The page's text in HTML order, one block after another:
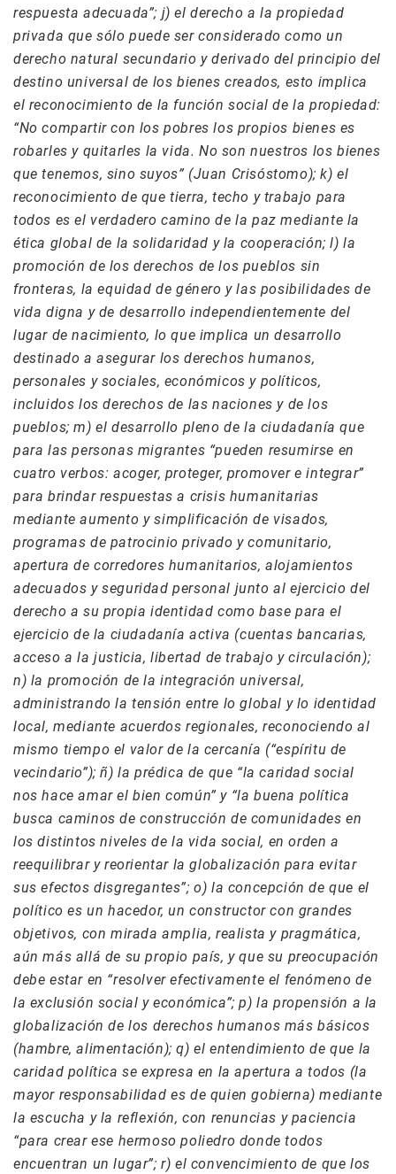
respuesta adecuada”; j) el derecho a la propiedad
privada que sólo puede ser considerado como un
derecho natural secundario y derivado del principio del
destino universal de los bienes creados, esto implica
el reconocimiento de la función social de la propiedad:
“No compartir con los pobres los propios bienes es
robarles y quitarles la vida. No son nuestros los bienes
que tenemos, sino suyos” (Juan Crisóstomo); k) el
reconocimiento de que tierra, techo y trabajo para
todos es el verdadero camino de la paz mediante la
ética global de la solidaridad y la cooperación; l) la
promoción de los derechos de los pueblos sin
fronteras, la equidad de género y las posibilidades de
vida digna y de desarrollo independientemente del
lugar de nacimiento, lo que implica un desarrollo
destinado a asegurar los derechos humanos,
personales y sociales, económicos y políticos,
incluidos los derechos de las naciones y de los
pueblos; m) el desarrollo pleno de la ciudadanía que
para las personas migrantes “pueden resumirse en
cuatro verbos: acoger, proteger, promover e integrar”
para brindar respuestas a crisis humanitarias
mediante aumento y simplificación de visados,
programas de patrocinio privado y comunitario,
apertura de corredores humanitarios, alojamientos
adecuados y seguridad personal junto al ejercicio del
derecho a su propia identidad como base para el
ejercicio de la ciudadanía activa (cuentas bancarias,
acceso a la justicia, libertad de trabajo y circulación);
n) la promoción de la integración universal,
administrando la tensión entre lo global y lo identidad
local, mediante acuerdos regionales, reconociendo al
mismo tiempo el valor de la cercanía (“espíritu de
vecindario”); ñ) la prédica de que “la caridad social
nos hace amar el bien común” y “la buena política
busca caminos de construcción de comunidades en
los distintos niveles de la vida social, en orden a
reequilibrar y reorientar la globalización para evitar
sus efectos disgregantes”; o) la concepción de que el
político es un hacedor, un constructor con grandes
objetivos, con mirada amplia, realista y pragmática,
aún más allá de su propio país, y que su preocupación
debe estar en “resolver efectivamente el fenómeno de
la exclusión social y económica”; p) la propensión a la
globalización de los derechos humanos más básicos
(hambre, alimentación); q) el entendimiento de que la
caridad política se expresa en la apertura a todos (la
mayor responsabilidad es de quien gobierna) mediante
la escucha y la reflexión, con renuncias y paciencia
“para crear ese hermoso poliedro donde todos
encuentran un lugar”; r) el convencimiento de que los